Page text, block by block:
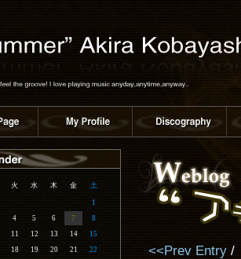
<<Prev Entry /
火 水 木 金 土
1
4 5 6 7
8
11 12 13 14
15
18 19 20 21
22